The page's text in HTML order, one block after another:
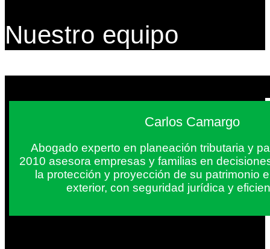
Nuestro equipo
Carlos Camargo
Abogado experto en planeación tributaria y
2010 asesora empresas y familias en
la protección y proyección de su patrimonio
exterior, con seguridad jurídica y